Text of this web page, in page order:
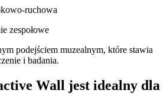
ruchowa
zespołowe
podejściem muzealnym, które stawia
i badania.
Wall jest idealny dla